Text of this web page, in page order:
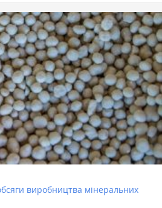
виробництва мінеральних